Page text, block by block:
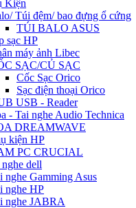
Kiện
Túi đệm/ bao đựng ổ cứng
TÚI BALO ASUS
sạc HP
máy ảnh Libec
SẠC/CỦ SẠC
Cốc Sạc Orico
Sạc điện thoại Orico
USB - Reader
- Tai nghe Audio Technica
DREAMWAVE
kiện HP
PC CRUCIAL
dell
nghe Gamming Asus
nghe HP
nghe JABRA